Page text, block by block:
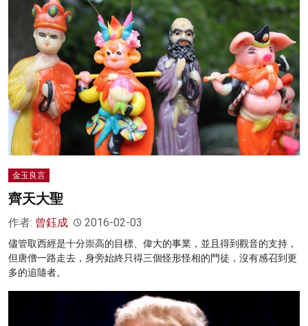
金玉良言
齊天大聖
作者: 曾鈺成 2016-02-03
儘管取西經是十分崇高的目標、偉大的事業，並且得到觀音的支持，
但唐僧一路走去，身旁始終只得三個怪形怪相的門徒，沒有感召到更
多的追隨者。